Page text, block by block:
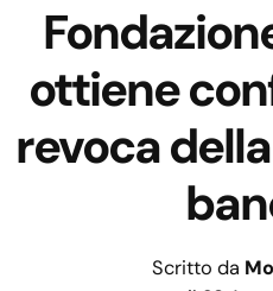
ottiene
revoca
Scritto da